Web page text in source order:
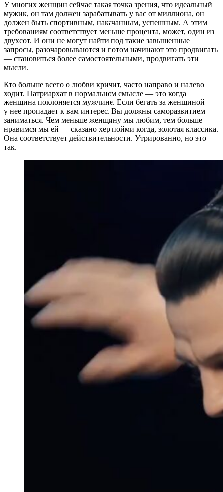
У многих женщин сейчас такая точка зрения, что идеальный
мужик, он там должен зарабатывать у вас от миллиона, он
должен быть спортивным, накачанным, успешным. А этим
требованиям соответствует меньше процента, может, один из
двухсот. И они не могут найти под такие завышенные
запросы, разочаровываются и потом начинают это продвигать
— становиться более самостоятельными, продвигать эти
мысли.
Кто больше всего о любви кричит, часто направо и налево
ходит. Патриархат в нормальном смысле — это когда
женщина поклоняется мужчине. Если бегать за женщиной —
у нее пропадает к вам интерес. Вы должны саморазвитием
заниматься. Чем меньше женщину мы любим, тем больше
нравимся мы ей — сказано хер пойми когда, золотая классика.
Она соответствует действительности. Утрированно, но это
так.